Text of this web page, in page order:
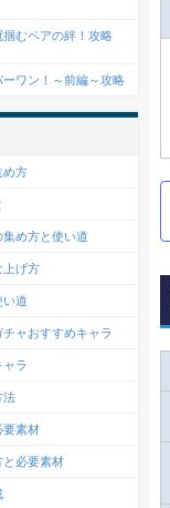
掴むペアの絆！攻略
ワン！～前編～攻略
め方
め方と使い道
上げ方
い道
ャおすすめキャラ
ラ
法
要素材
と必要素材